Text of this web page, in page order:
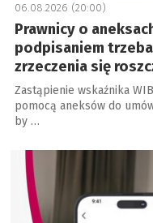
06.08.2026 (20:00)
Prawnicy o
podpisaniem
zrzeczenia się
Zastąpienie wskaźnika
pomocą aneksów do
by …